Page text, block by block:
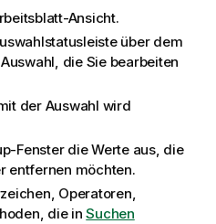
Ansicht.
über dem
die Sie bearbeiten
der Auswahl wird
Fenster die Werte aus, die
entfernen möchten.
Operatoren,
die inSuchen